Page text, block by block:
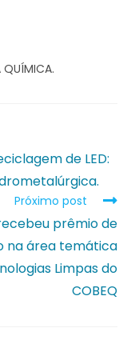
QUÍMICA.
de LED:
Próximo post
prêmio de
na área temática
Limpas do
COBEQ